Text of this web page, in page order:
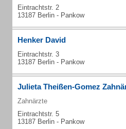
Eintrachtstr. 2
13187 Berlin - Pankow
Henker David
Eintrachtstr. 3
13187 Berlin - Pankow
Julieta Theißen-Gomez
Zahnärzte
Eintrachtstr. 5
13187 Berlin - Pankow